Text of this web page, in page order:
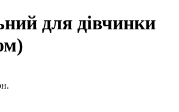
для дівчинки